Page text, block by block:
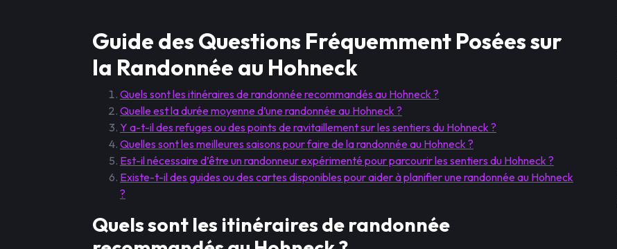
Guide des Questions Fréquemment Posées sur
la Randonnée au Hohneck
Quels sont les itinéraires de randonnée recommandés au Hohneck ?
Quelle est la durée moyenne d’une randonnée au Hohneck ?
Y a-t-il des refuges ou des points de ravitaillement sur les sentiers du Hohneck ?
Quelles sont les meilleures saisons pour faire de la randonnée au Hohneck ?
Est-il nécessaire d’être un randonneur expérimenté pour parcourir les sentiers du Hohneck ?
Existe-t-il des guides ou des cartes disponibles pour aider à planifier une randonnée au Hohneck
?
Quels sont les itinéraires de randonnée